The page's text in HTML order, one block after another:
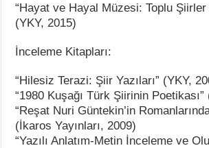
“Hayat ve Hayal Müzesi: Toplu Şiirler
(YKY, 2015)
İnceleme Kitapları:
“Hilesiz Terazi: Şiir Yazıları” (YKY,
“1980 Kuşağı Türk Şiirinin
“Reşat Nuri Güntekin’in
(İkaros Yayınları, 2009)
“Yazılı Anlatım-Metin İnceleme ve